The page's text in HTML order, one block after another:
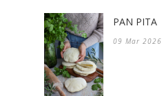
PAN PITA
09 Mar 2026